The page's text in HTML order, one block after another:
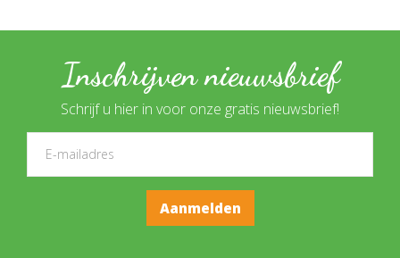
Inschrijven nieuwsbrief
Schrijf u hier in voor onze gratis nieuwsbrief!